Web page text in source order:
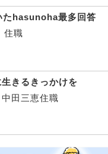
たhasunoha最多回答
住職
きるきっかけを
田三恵住職